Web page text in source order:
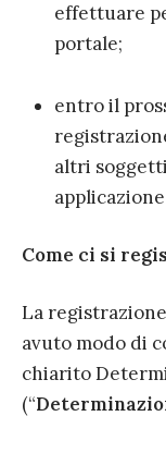
effettuare
portale;
entro il
altri
Come ci si
La
avuto modo di
chiarito
(“